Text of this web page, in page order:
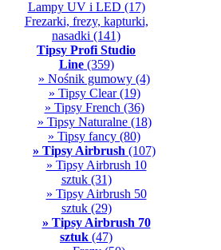
Lampy UV i LED (17)
Frezarki, frezy, kapturki,
nasadki (141)
Tipsy Profi Studio
Line(359)
» Nośnik gumowy (4)
» Tipsy Clear(19)
» Tipsy French (36)
» Tipsy Naturalne(18)
» Tipsy fancy (80)
» Tipsy Airbrush (107)
» Tipsy Airbrush 10
sztuk(31)
» Tipsy Airbrush 50
sztuk(29)
» Tipsy Airbrush 70
sztuk (47)